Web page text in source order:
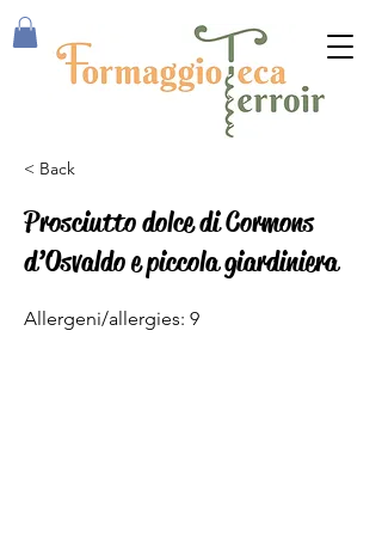
< Back
Prosciutto dolce di Cormons
d’Osvaldo e piccola giardiniera
Allergeni/allergies: 9